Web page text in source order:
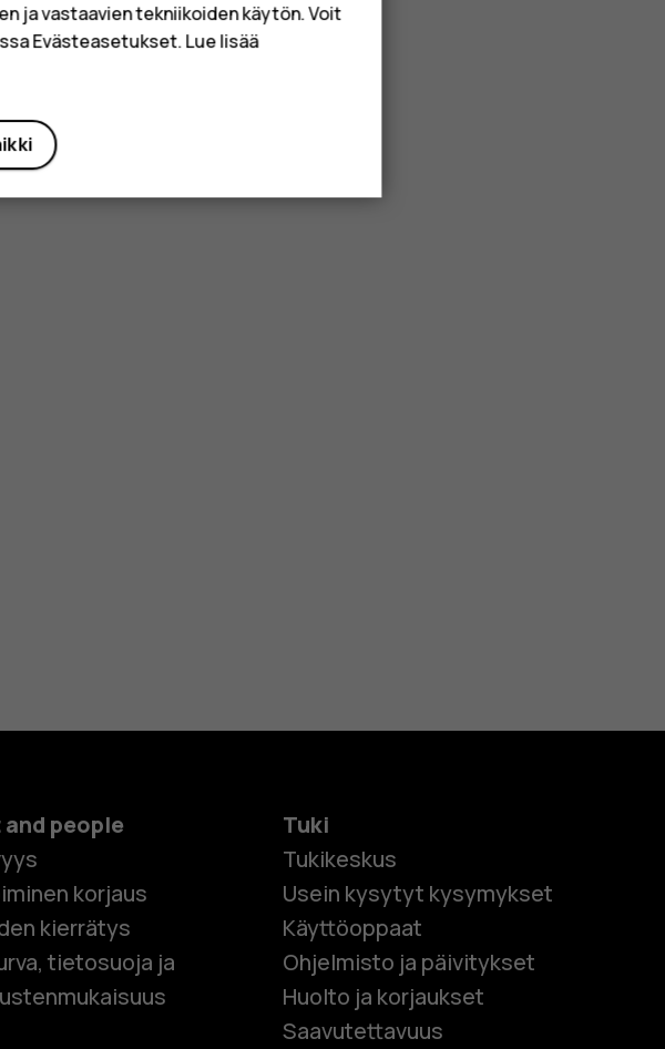
people
korjaus
kierrätys
tietosuoja ja
Tuki
Tukikeskus
Usein kysytyt kysymykset
Käyttöoppaat
Ohjelmisto ja päivitykset
Huolto ja korjaukset
Saavutettavuus
ja vastaavien tekniikoiden käytön. Voit
Evästeasetukset. Lue lisää